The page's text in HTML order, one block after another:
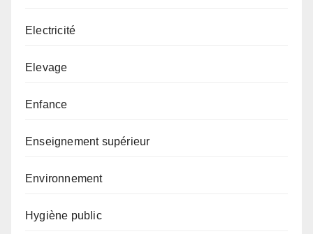
Electricité
Elevage
Enfance
Enseignement supérieur
Environnement
Hygiène public